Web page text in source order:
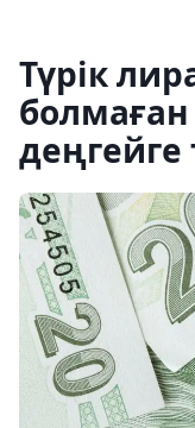
Түрік
болмаған
деңгейге